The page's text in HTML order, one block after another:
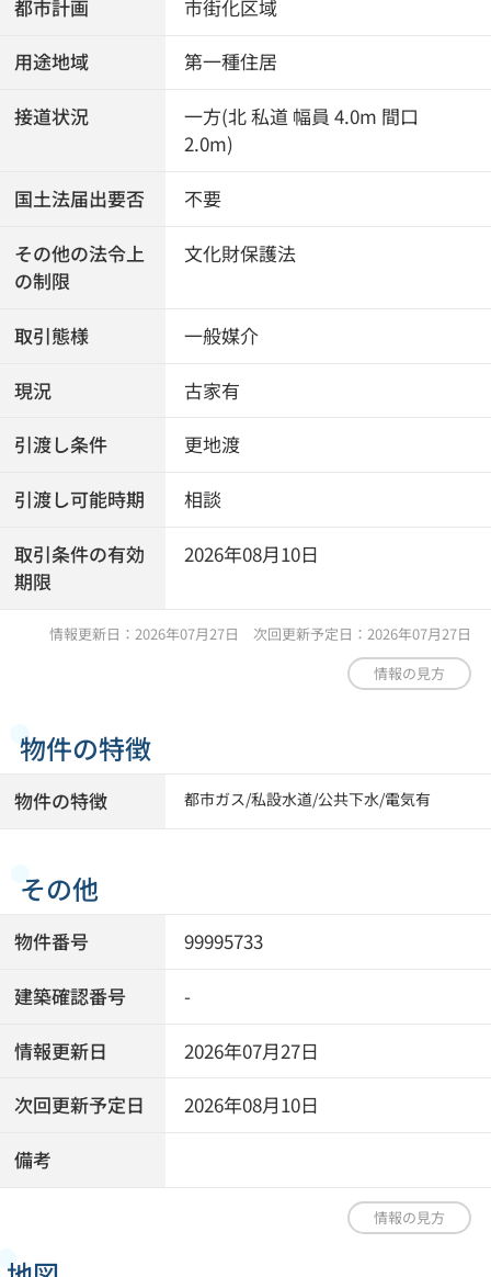
都市計画 市街化区域
用途地域 第一種住居
接道状況
一方(北 私道 幅員 4.0m 間口
2.0m)
国土法届出要否 不要
その他の法令上
の制限
文化財保護法
取引態様 一般媒介
現況 古家有
引渡し条件 更地渡
引渡し可能時期 相談
取引条件の有効
期限
2026年08月10日
情報更新日：2026年07月27日 次回更新予定日：2026年07月27日
情報の見方
物件の特徴
物件の特徴 都市ガス/私設水道/公共下水/電気有
その他
物件番号 99995733
建築確認番号 -
情報更新日 2026年07月27日
次回更新予定日 2026年08月10日
備考
情報の見方